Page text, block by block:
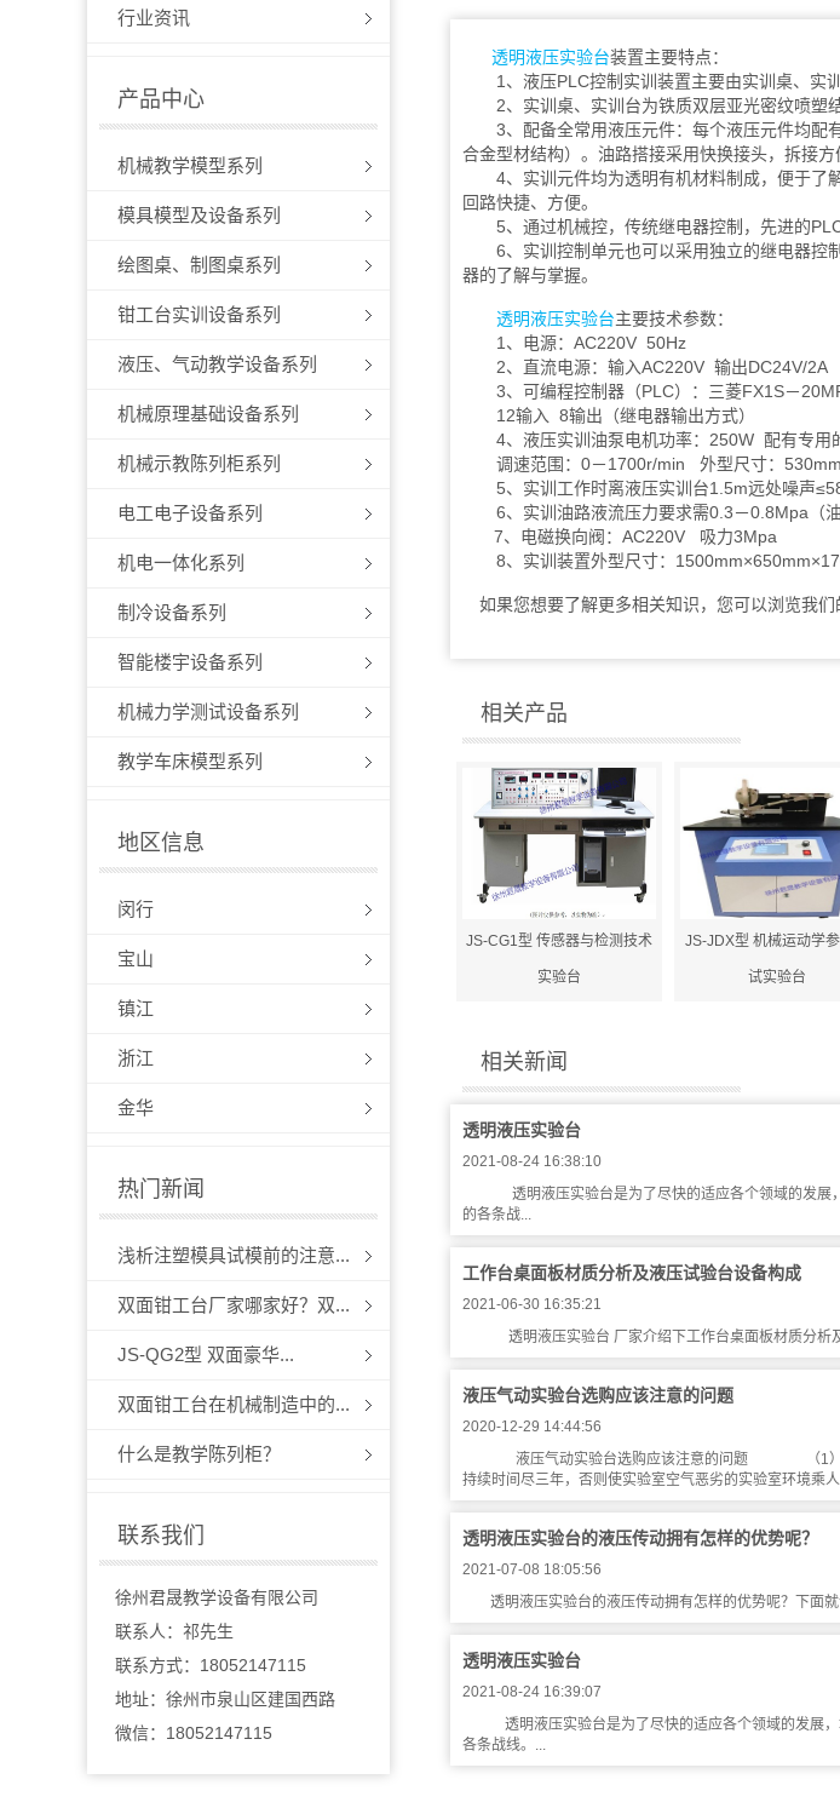
行业资讯
产品中心
机械教学模型系列
模具模型及设备系列
绘图桌、制图桌系列
钳工台实训设备系列
液压、气动教学设备系列
机械原理基础设备系列
机械示教陈列柜系列
电工电子设备系列
机电一体化系列
制冷设备系列
智能楼宇设备系列
机械力学测试设备系列
教学车床模型系列
地区信息
闵行
宝山
镇江
浙江
金华
热门新闻
浅析注塑模具试模前的注意...
双面钳工台厂家哪家好？双...
JS-QG2型 双面豪华...
双面钳工台在机械制造中的...
什么是教学陈列柜？
联系我们
徐州君晟教学设备有限公司
联系人：祁先生
联系方式：18052147115
地址：徐州市泉山区建国西路
微信：18052147115
透明液压实验台装置主要特点：
1、液压PLC控制实训装置主要由实训桌、实训
2、实训桌、实训台为铁质双层亚光密纹喷塑结
3、配备全常用液压元件：每个液压元件均配有
合金型材结构）。油路搭接采用快换接头，拆接方
4、实训元件均为透明有机材料制成，便于了
回路快捷、方便。
5、通过机械控，传统继电器控制，先进的PLC
6、实训控制单元也可以采用独立的继电器控
器的了解与掌握。
透明液压实验台主要技术参数：
1、电源：AC220V 50Hz
2、直流电源：输入AC220V 输出DC24V/2A
3、可编程控制器（PLC）：三菱FX1S－
12输入 8输出（继电器输出方式）
4、液压实训油泵电机功率：250W 配有专用
调速范围：0－1700r/min 外型尺寸：
5、实训工作时离液压实训台1.5m远处噪声
6、实训油路液流压力要求需0.3－0.8Mpa（油
7、电磁换向阀：AC220V 吸力3Mpa
8、实训装置外型尺寸：
如果您想要了解更多相关知识，您可以浏览我们
相关产品
JS-CG1型 传感器与检测技术
实验台
JS-JDX型 机械运动学
试实验台
相关新闻
透明液压实验台
2021-08-24 16:38:10
透明液压实验台是为了尽快的适应各个领域的发展
的各条战...
工作台桌面板材质分析及液压试验台设备构成
2021-06-30 16:35:21
透明液压实验台 厂家介绍下工作台桌面板材质分
液压气动实验台选购应该注意的问题
2020-12-29 14:44:56
液压气动实验台选购应该注意的问题 （1）三聚
持续时间尽三年，否则使实验室空气恶劣的实验室环境乘
透明液压实验台的液压传动拥有怎样的优势呢？
2021-07-08 18:05:56
透明液压实验台的液压传动拥有怎样的优势呢？
透明液压实验台
2021-08-24 16:39:07
透明液压实验台是为了尽快的适应各个领域的发展
各条战线。...